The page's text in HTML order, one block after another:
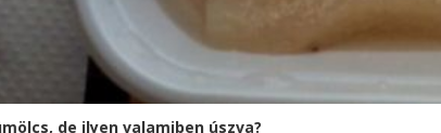
de ilyen valamiben úszva?